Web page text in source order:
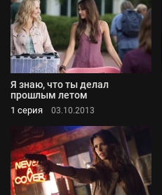
Я знаю, что ты делал
прошлым летом
1 серия 03.10.2013